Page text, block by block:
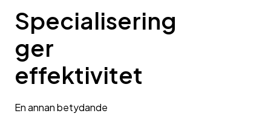
Specialisering
ger
effektivitet
En annan betydande